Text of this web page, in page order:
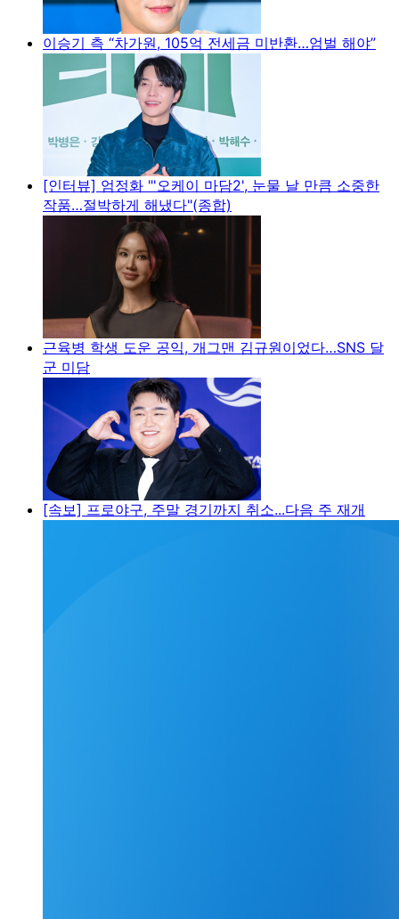
이승기 측 “차가원, 105억 전세금 미반환…엄벌 해야”
[인터뷰] 엄정화 "'오케이 마담2', 눈물 날 만큼 소중한
작품…절박하게 해냈다"(종합)
근육병 학생 도운 공익, 개그맨 김규원이었다…SNS 달
군 미담
[속보] 프로야구, 주말 경기까지 취소...다음 주 재개